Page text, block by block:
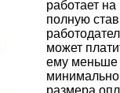
работает на
полную
может
ему меньше
размера